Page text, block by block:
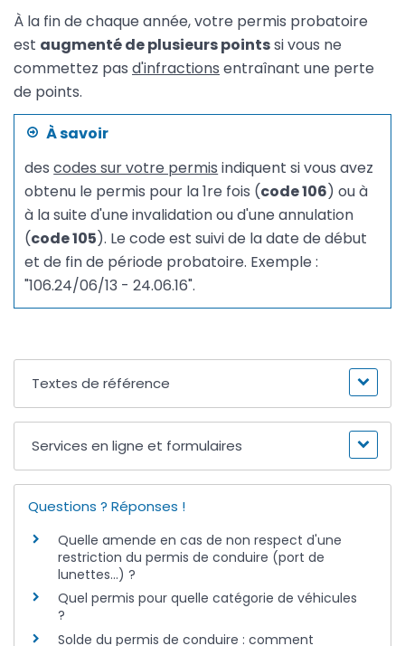
À la fin de chaque année, votre permis probatoire
est augmenté de plusieurs pointssi vous ne
commettez pas d'infractions entraînant une perte
de points.
À savoir
descodes sur votre permis indiquent si vous avez
obtenu le permis pour la 1re fois (code 106) ou à
à la suite d'une invalidation ou d'une annulation
(code 105). Le code est suivi de la date de début
et de fin de période probatoire. Exemple :
"106.24/06/13 - 24.06.16".
Textes de référence
Services en ligne et formulaires
Questions ? Réponses !
Quelle amende en cas de non respect d'une
restriction du permis de conduire (port de
lunettes...) ?
Quel permis pour quelle catégorie de véhicules
?
Solde du permis de conduire : comment